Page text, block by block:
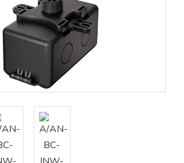
cảm biến
thiết bị điều khiển
pháp quản lý cho toà nhà (BMS)
dưỡng hệ thống
kế – Cung cấp thiết bị HVAC
kế, thi công tủ điều khiển